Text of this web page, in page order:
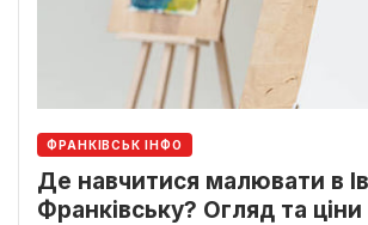
ФРАНКІВСЬК ІНФО
Де навчитися малювати в
Франківську? Огляд та ціни